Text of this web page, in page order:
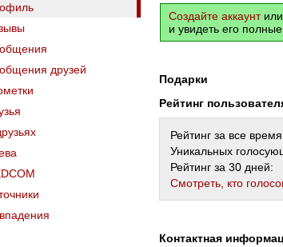
друзей
Создайте аккаунтили
и увидеть его полные
Подарки
Рейтинг
Рейтинг за все
Уникальных
Рейтинг за 30 дней:
Cмотреть, кто
Контактная